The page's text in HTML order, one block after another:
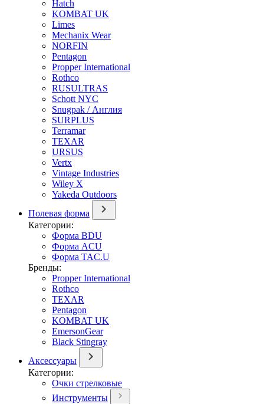
Hatch
KOMBAT UK
Limes
Mechanix Wear
NORFIN
Pentagon
Propper International
Rothco
RUSULTRAS
Schott NYC
Snugpak / Англия
SURPLUS
Terramar
TEXAR
URSUS
Vertx
Vintage Industries
Wiley X
Yakeda Outdoors
Полевая форма
Категории:
Форма BDU
Форма ACU
Форма TAC.U
Бренды:
Propper International
Rothco
TEXAR
Pentagon
KOMBAT UK
EmersonGear
Black Stingray
Аксессуары
Категории:
Очки стрелковые
Инструменты